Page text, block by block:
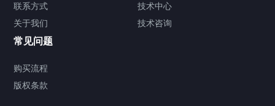
联系方式
关于我们
技术中心
技术咨询
常见问题
购买流程
版权条款